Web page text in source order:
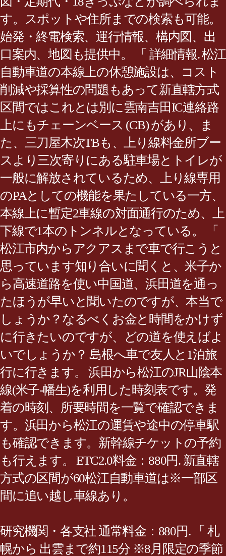
す。スポットや住所までの検索も可能。
始発・終電検索、運行情報、構内図、出
口案内、地図も提供中。 「 詳細情報. 松江
自動車道の本線上の休憩施設は、コスト
削減や採算性の問題もあって新直轄方式
区間ではこれとは別に雲南吉田IC連絡路
上にもチェーンベース (CB) があり、ま
た、三刀屋木次TBも、上り線料金所ブー
スより三次寄りにある駐車場とトイレが
一般に解放されているため、上り線専用
のPAとしての機能を果たしている一方、
本線上に暫定2車線の対面通行のため、上
下線で1本のトンネルとなっている。 「
松江市内からアクアスまで車で行こうと
思っています知り合いに聞くと、米子か
ら高速道路を使い中国道、浜田道を通っ
たほうが早いと聞いたのですが、本当で
しょうか？なるべくお金と時間をかけず
に行きたいのですが、どの道を使えばよ
いでしょうか？ 島根へ車で友人と1泊旅
行に行きます。 浜田から松江のJR山陰本
線(米子-幡生)を利用した時刻表です。発
着の時刻、所要時間を一覧で確認できま
す。浜田から松江の運賃や途中の停車駅
も確認できます。新幹線チケットの予約
も行えます。 ETC2.0料金：880円. 新直轄
方式の区間が60松江自動車道は※一部区
間に追い越し車線あり。
研究機関・各支社 通常料金：880円. 「 札
幌から 出雲まで約115分 ※8月限定の季節